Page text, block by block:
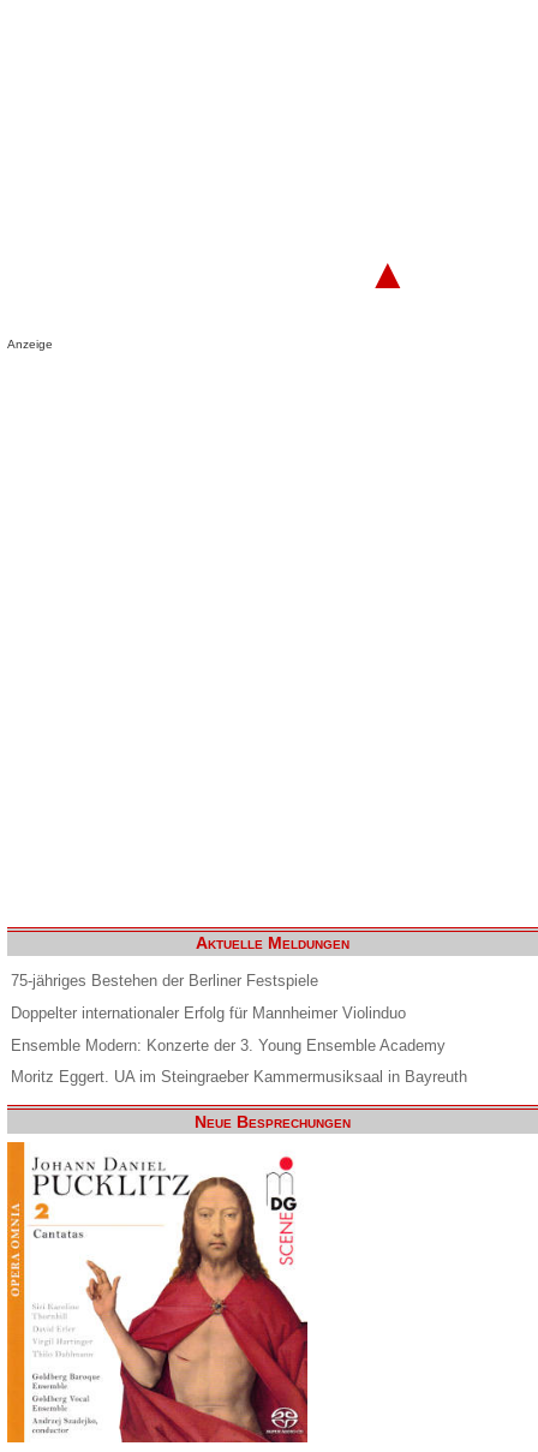
▲
Anzeige
Aktuelle Meldungen
75-jähriges Bestehen der Berliner Festspiele
Doppelter internationaler Erfolg für Mannheimer Violinduo
Ensemble Modern: Konzerte der 3. Young Ensemble Academy
Moritz Eggert. UA im Steingraeber Kammermusiksaal in Bayreuth
Neue Besprechungen